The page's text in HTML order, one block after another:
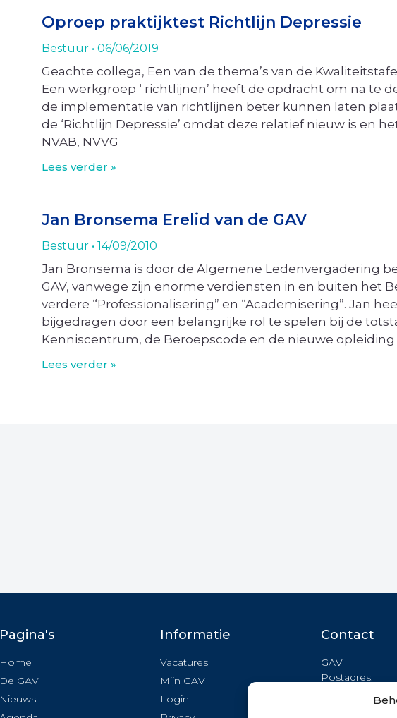
Oproep praktijktest Richtlijn Depressie
Bestuur 06/06/2019
Geachte collega, Een van de thema’s van de
Een werkgroep ‘ richtlijnen’ heeft de opdracht om na te
de implementatie van richtlijnen beter kunnen laten
de ‘Richtlijn Depressie’ omdat deze relatief nieuw is en
NVAB, NVVG
Lees verder »
Jan Bronsema Erelid van de GAV
Bestuur 14/09/2010
Jan Bronsema is door de Algemene Ledenvergadering
GAV, vanwege zijn enorme verdiensten in en buiten het
verdere “Professionalisering” en “Academisering”. Jan
bijgedragen door een belangrijke rol te spelen bij de
Kenniscentrum, de Beroepscode en de nieuwe opleiding
Lees verder »
Pagina's
Home
De GAV
Nieuws
Informatie
Vacatures
Mijn GAV
Login
Contact
GAV
Postadres:
1261 TA